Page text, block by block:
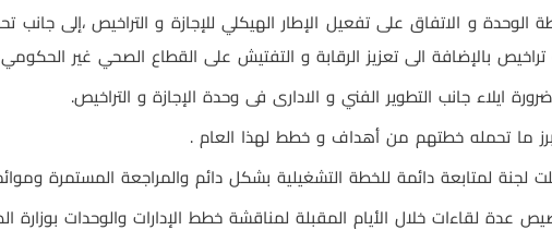
و الاتفاق على تفعيل الإطار الهيكلي للإجازة و التراخيص ،إلى
تراخيص بالإضافة الى تعزيز الرقابة و التفتيش على القطاع الصحي غير
ايلاء جانب التطوير الفني و الادارى فى وحدة الإجازة و التراخيص.
ما تحمله خطتهم من أهداف و خطط لهذا العام .
لجنة لمتابعة دائمة للخطة التشغيلية بشكل دائم والمراجعة المستمرة
عدة لقاءات خلال الأيام المقبلة لمناقشة خطط الإدارات والوحدات بوزارة